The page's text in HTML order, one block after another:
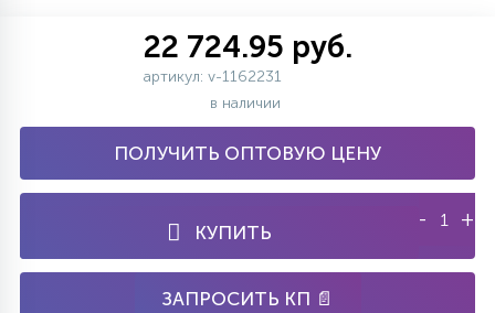
22 724.95 руб.
артикул: v-1162231
в наличии
ПОЛУЧИТЬ ОПТОВУЮ ЦЕНУ
КУПИТЬ
- +
ЗАПРОСИТЬ КП 📄